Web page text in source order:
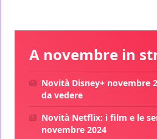
A novembre in
Novità Disney+ novembre
da vedere
Novità Netflix: i film e le
novembre 2024